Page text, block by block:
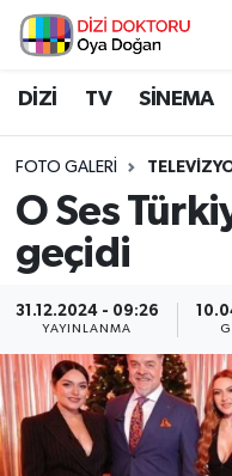
DİZİ TV SİNEMA
FOTO GALERI
O Ses
geçidi
31.12.2024 - 09:26
YAYINLANMA
İstanbul Nöbetçi
İstanbul Namaz
İstanbul Trafik
Süper Lig Puan
Tüm Manşetler
Son Dakika